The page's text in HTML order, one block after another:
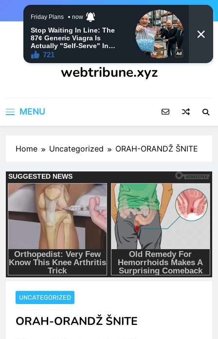
webtribune.xyz
MENU
Home Uncategorized ORAH-ORANDŽ ŠNITE
UNCATEGORIZED
ORAH-ORANDŽ ŠNITE